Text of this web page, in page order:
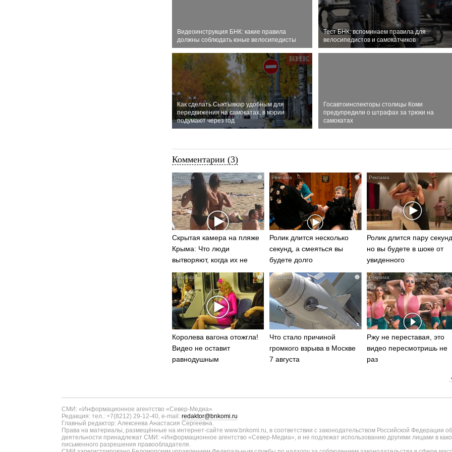
Видеоинструкция БНК: какие правила
должны соблюдать юные велосипедисты
Тест БНК: вспоминаем правила для
велосипедистов и самокатчиков
Как сделать Сыктывкар удобным для
передвижения на самокатах, в мэрии
подумают через год
Госавтоинспекторы столицы Коми
предупредили о штрафах за трюки на
самокатах
Комментарии (3)
i
Скрытая камера на пляже
Крыма: Что люди
вытворяют, когда их не
видят...
i
Ролик длится несколько
секунд, а смеяться вы
будете долго
Ролик длится пару
но вы будете в шоке от
увиденного
i
Королева вагона отожгла!
Видео не оставит
равнодушным
i
Что стало причиной
громкого взрыва в Москве
7 августа
Ржу не переставая, это
видео пересмотришь не
раз
СМИ: «Информационное агентство «Север-Медиа»
Редакция: тел.: +7(8212) 29-12-40, e-mail: redaktor@bnkomi.ru
Главный редактор: Алексеева Анастасия Сергеевна.
Права на материалы, размещённые на интернет-сайте www.bnkomi.ru, в соответствии с законодательством Российской Федерации
деятельности принадлежат СМИ: «Информационное агентство «Север-Медиа», и не подлежат использованию другими лицами в
письменного разрешения правообладателя.